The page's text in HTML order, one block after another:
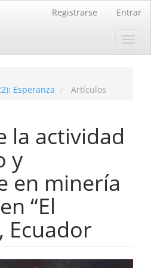
Registrarse Entrar
Esperanza
Artículos
la actividad
y
en minería
“El
Ecuador